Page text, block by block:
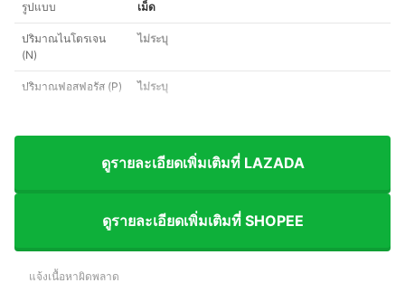
รูปแบบ เม็ด
ปริมาณไนโตรเจน
(N)
ไม่ระบุ
ปริมาณฟอสฟอรัส (P) ไม่ระบุ
ดูรายละเอียดเพิ่มเติมที่ LAZADA
ดูรายละเอียดเพิ่มเติมที่ SHOPEE
แจ้งเนื้อหาผิดพลาด